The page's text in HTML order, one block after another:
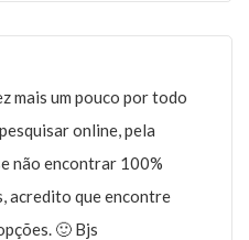
mais um pouco por todo
online, pela
não encontrar 100%
acredito que encontre
🙂 Bjs